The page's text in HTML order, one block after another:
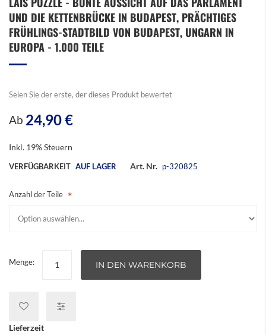
Anfang
der
Bildergalerie
springen
UND DIE KETTENBRÜCKE IN BUDAPEST, PRÄCHTIGES
FRÜHLINGS-STADTBILD VON BUDAPEST, UNGARN IN
EUROPA - 1.000 TEILE
Seien Sie der erste, der dieses Produkt bewertet
Ab 24,90 €
Inkl. 19% Steuern
VERFÜGBARKEIT AUF LAGER Art. Nr. p-320825
Anzahl der Teile
Menge: IN DEN WARENKORB
Lieferzeit